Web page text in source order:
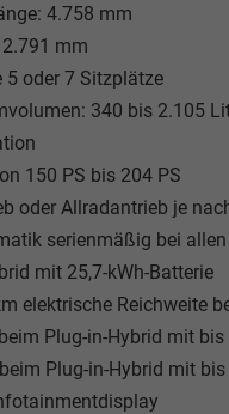
4.758 mm
mm
5 oder 7 Sitzplätze
340 bis 2.105
150 PS bis 204 PS
oder Allradantrieb je
serienmäßig bei
mit 25,7-kWh-Batterie
elektrische Reichweite
Plug-in-Hybrid mit bis
Plug-in-Hybrid mit